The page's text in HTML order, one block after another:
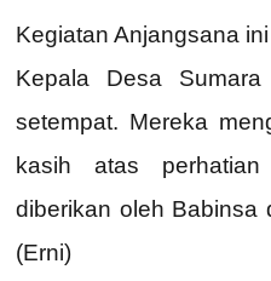
Kegiatan Anjangsana
Kepala Desa
setempat. Mereka
kasih atas
diberikan oleh Babinsa
(Erni)